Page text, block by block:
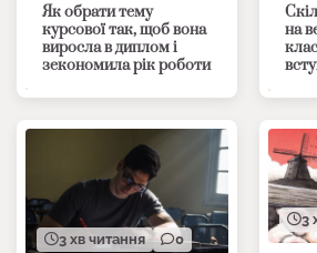
Як обрати тему
курсової так, щоб вона
виросла в диплом і
зекономила рік роботи
на
3 хв читання 0
3